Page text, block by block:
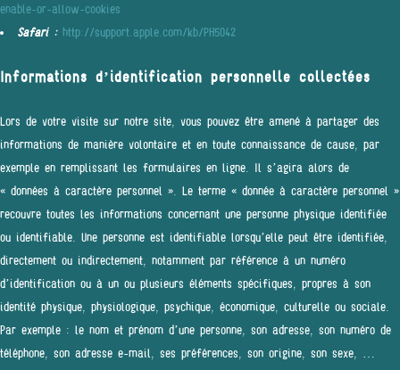
enable-or-allow-cookies
Safari : http://support.apple.com/kb/PH5042
Informations d’identification personnelle collectées
Lors de votre visite sur notre site, vous pouvez être amené à partager des
informations de manière volontaire et en toute connaissance de cause, par
exemple en remplissant les formulaires en ligne. Il s’agira alors de
« données à caractère personnel ». Le terme « donnée à caractère personnel »
recouvre toutes les informations concernant une personne physique identifiée
ou identifiable. Une personne est identifiable lorsqu’elle peut être identifiée,
directement ou indirectement, notamment par référence à un numéro
d’identification ou à un ou plusieurs éléments spécifiques, propres à son
identité physique, physiologique, psychique, économique, culturelle ou sociale.
Par exemple : le nom et prénom d’une personne, son adresse, son numéro de
téléphone, son adresse e-mail, ses préférences, son origine, son sexe, …